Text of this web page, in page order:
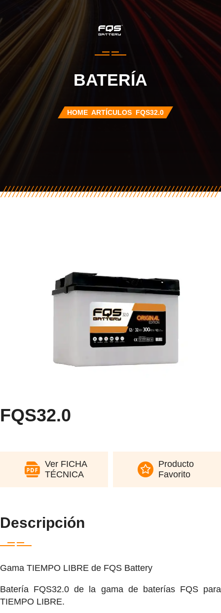
BATERÍA
HOME ARTÍCULOS FQS32.0
FQS32.0
Ver FICHA
TÉCNICA
Producto
Favorito
Descripción
Gama TIEMPO LIBRE de FQS Battery
Batería FQS32.0 de la gama de baterías FQS para
TIEMPO LIBRE.